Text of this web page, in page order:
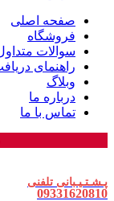
صفحه اصلی
فروشگاه
سوالات
راهنمای
وبلاگ
درباره ما
تماس با ما
پـشـتـیـبانی تلفنی
09331620810